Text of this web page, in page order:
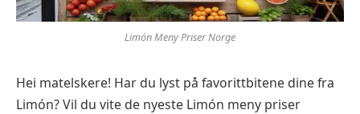
Limón Meny Priser Norge
Hei matelskere! Har du lyst på favorittbitene dine fra
Limón? Vil du vite de nyeste Limón meny priser